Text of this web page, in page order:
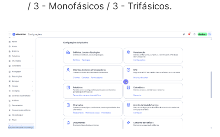
/ 3 - Monofásicos / 3 - Trifásicos.